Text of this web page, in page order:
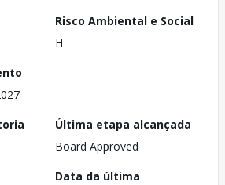
Risco Ambiental e Social
H
Última etapa alcançada
Board Approved
Data da última